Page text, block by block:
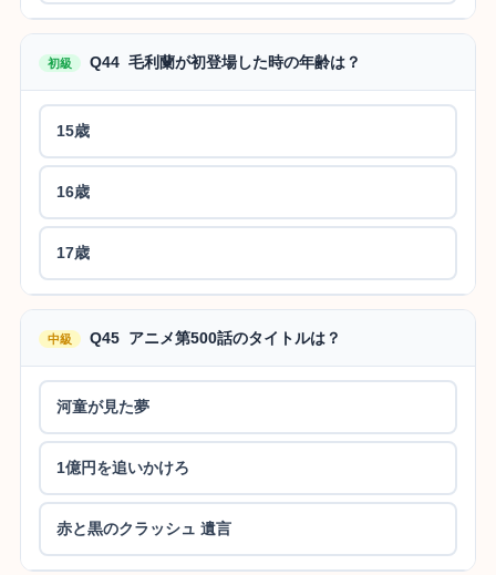
初級 Q44 毛利蘭が初登場した時の年齢は？
15歳
16歳
17歳
中級 Q45 アニメ第500話のタイトルは？
河童が見た夢
1億円を追いかけろ
赤と黒のクラッシュ 遺言